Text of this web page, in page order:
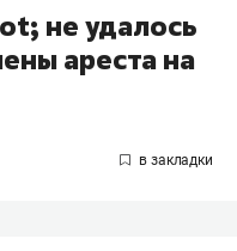
не удалось
ареста на